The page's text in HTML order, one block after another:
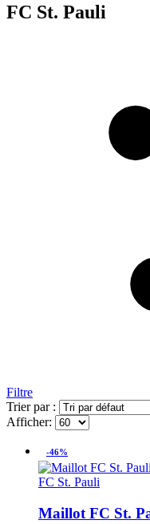
FC St. Pauli
Filtre
Trier par :
Afficher:
-46%
FC St. Pauli
Maillot FC St.